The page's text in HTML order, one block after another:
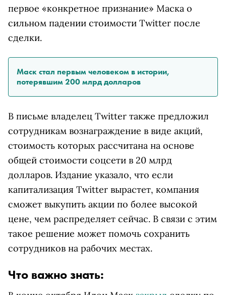
первое «конкретное признание» Маска о
сильном падении стоимости Twitter после
сделки.
Маск стал первым человеком в истории,
потерявшим 200 млрд долларов
В письме владелец Twitter также предложил
сотрудникам вознаграждение в виде акций,
стоимость которых рассчитана на основе
общей стоимости соцсети в 20 млрд
долларов. Издание указало, что если
капитализация Twitter вырастет, компания
сможет выкупить акции по более высокой
цене, чем распределяет сейчас. В связи с этим
такое решение может помочь сохранить
сотрудников на рабочих местах.
Что важно знать: